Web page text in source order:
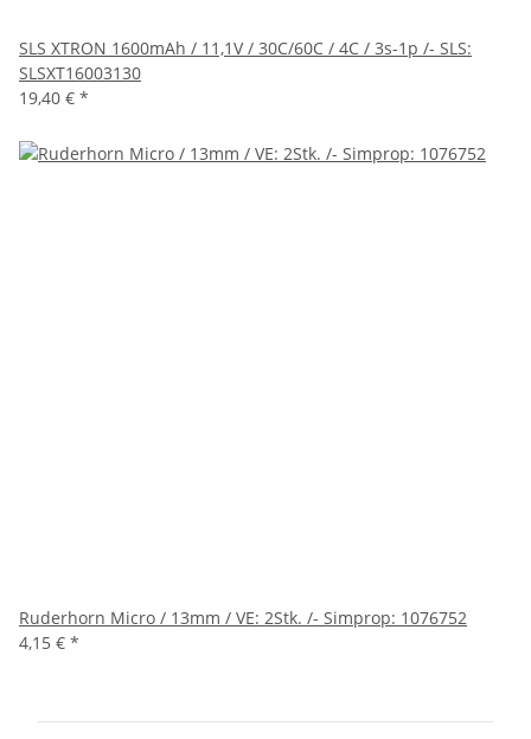
SLS XTRON 1600mAh / 11,1V / 30C/60C / 4C / 3s-1p /- SLS:
SLSXT16003130
19,40 € *
Ruderhorn Micro / 13mm / VE: 2Stk. /- Simprop: 1076752
4,15 € *